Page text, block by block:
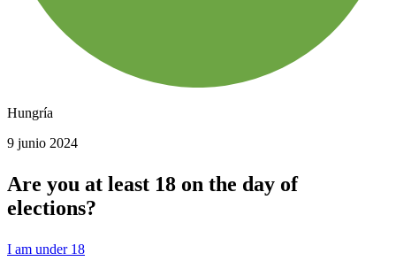
Hungría
9 junio 2024
Are you at least 18 on the day of
elections?
I am under 18